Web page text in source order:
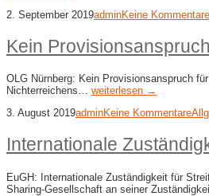
2. September 2019adminKeine Kommentare
Kein
OLG Nürnberg: Kein Provisionsanspruch
Nichterreichens… weiterlesen →
3. August 2019adminKeine Kommentare
Internationale
EuGH: Internationale Zuständigkeit für
Sharing-Gesellschaft an seiner